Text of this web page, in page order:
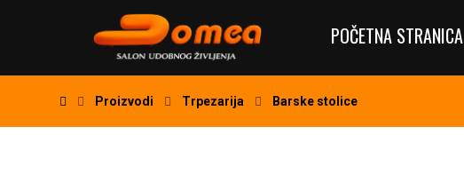
POČETNA STRANICA
Proizvodi Trpezarija Barske stolice